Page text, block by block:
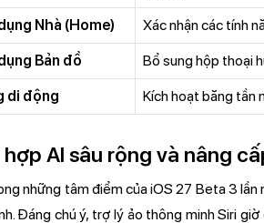
Nhà (Home) Xác nhận các tính
Bản đồ Bổ sung hộp thoại
di động Kích hoạt băng tần
AI sâu rộng và nâng
những tâm điểm của iOS 27 Beta 3
Đáng chú ý, trợ lý ảo thông minh Siri